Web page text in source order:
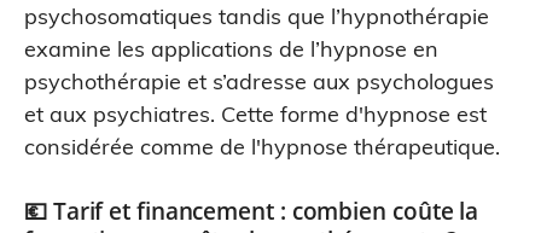
psychosomatiques tandis que l’hypnothérapie
examine les applications de l’hypnose en
psychothérapie et s’adresse aux psychologues
et aux psychiatres. Cette forme d'hypnose est
considérée comme de l'hypnose thérapeutique.
💶 Tarif et financement : combien coûte la